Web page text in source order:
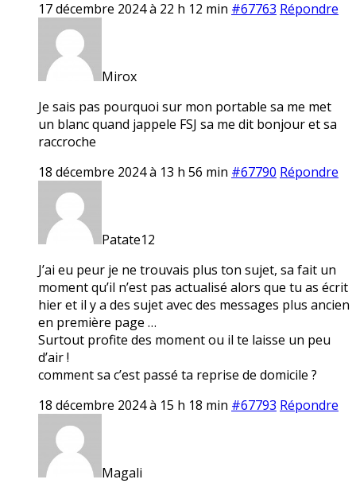
17 décembre 2024 à 22 h 12 min #67763 Répondre
Mirox
Je sais pas pourquoi sur mon portable sa me met
un blanc quand jappele FSJ sa me dit bonjour et sa
raccroche
18 décembre 2024 à 13 h 56 min #67790 Répondre
Patate12
J’ai eu peur je ne trouvais plus ton sujet, sa fait un
moment qu’il n’est pas actualisé alors que tu as écrit
hier et il y a des sujet avec des messages plus ancien
en première page …
Surtout profite des moment ou il te laisse un peu
d’air !
comment sa c’est passé ta reprise de domicile ?
18 décembre 2024 à 15 h 18 min #67793 Répondre
Magali